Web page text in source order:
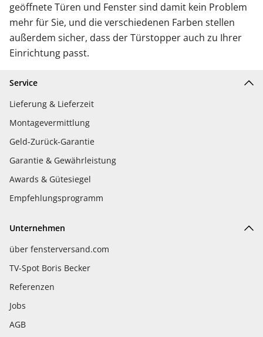
geöffnete Türen und Fenster sind damit kein Problem
mehr für Sie, und die verschiedenen Farben stellen
außerdem sicher, dass der Türstopper auch zu Ihrer
Einrichtung passt.
Service
Lieferung & Lieferzeit
Montagevermittlung
Geld-Zurück-Garantie
Garantie & Gewährleistung
Awards & Gütesiegel
Empfehlungsprogramm
Unternehmen
über fensterversand.com
TV-Spot Boris Becker
Referenzen
Jobs
AGB